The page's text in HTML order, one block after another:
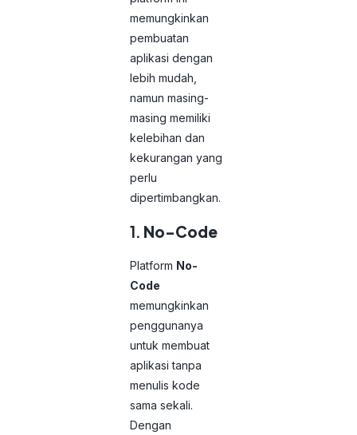
memungkinkan
pembuatan
aplikasi dengan
lebih mudah,
namun masing-
masing memiliki
kelebihan dan
kekurangan yang
perlu
dipertimbangkan.
1. No-Code
Platform No-
Code
memungkinkan
penggunanya
untuk membuat
aplikasi tanpa
menulis kode
sama sekali.
Dengan